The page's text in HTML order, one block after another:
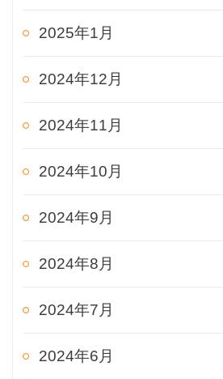
2025年1月
2024年12月
2024年11月
2024年10月
2024年9月
2024年8月
2024年7月
2024年6月